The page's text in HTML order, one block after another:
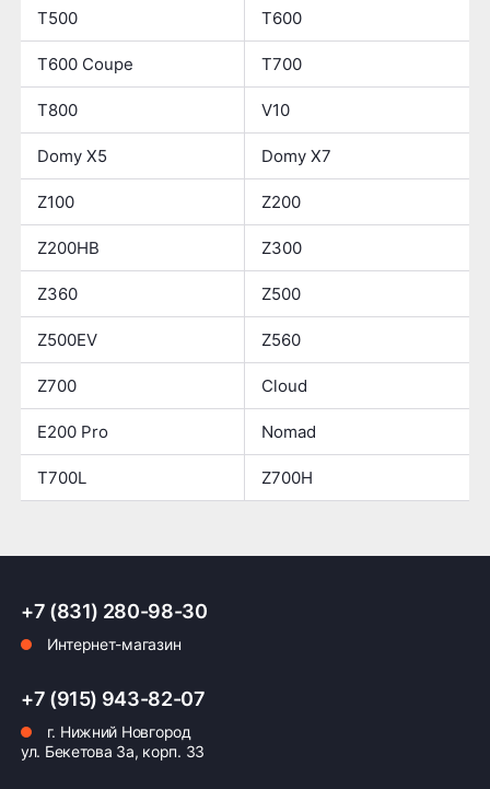
T500 T600
T600 Coupe T700
T800 V10
Domy X5 Domy X7
Z100 Z200
Z200HB Z300
Z360 Z500
Z500EV Z560
Z700 Cloud
E200 Pro Nomad
T700L Z700H
+7 (831) 280-98-30
Интернет-магазин
+7 (915) 943-82-07
г. Нижний Новгород
ул. Бекетова 3а, корп. 33